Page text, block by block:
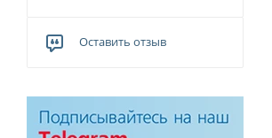
Оставить отзыв